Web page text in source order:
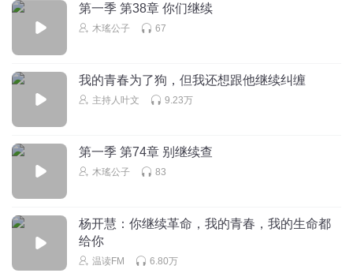
第一季 第38章 你们继续
木瑤公子 67
我的青春为了狗，但我还想跟他继续纠缠
主持人叶文 9.23万
第一季 第74章 别继续查
木瑤公子 83
杨开慧：你继续革命，我的青春，我的生命都
给你
温读FM 6.80万